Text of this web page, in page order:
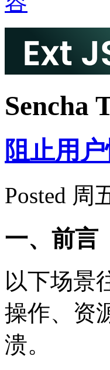
Sencha
阻止用
Posted 周
一、前言
以下场景
操作、资
溃。